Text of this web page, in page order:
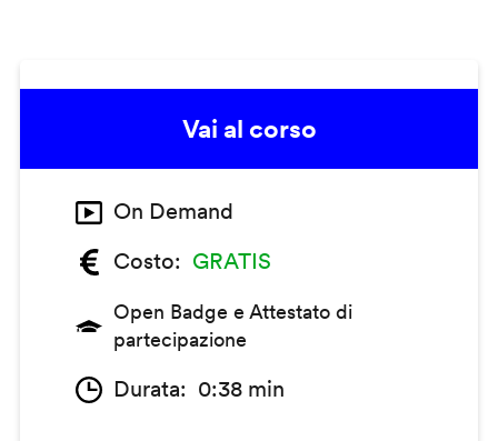
Vai al corso
On Demand
Costo
GRATIS
Open Badge e Attestato di
partecipazione
Durata 0:38 min